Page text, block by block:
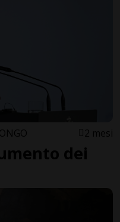
2 mesi
dei